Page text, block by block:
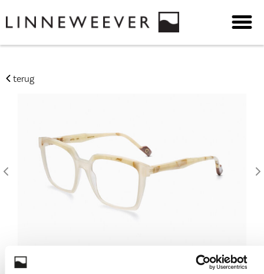
terug